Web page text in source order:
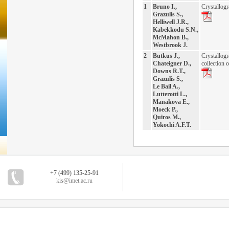
1
Bruno I.,
Grazulis S.,
Helliwell J.R.,
Kabekkodu S.N.,
McMahon B.,
Westbrook J.
2
Butkus J.,
Chateigner D.,
Downs R.T.,
Grazulis S.,
Le Bail A.,
Lutterotti L.,
Manakova E.,
Moeck P.,
Quiros M.,
Yokochi A.F.T.
collection
+7 (499) 135-25-91
kis@imet.ac.ru